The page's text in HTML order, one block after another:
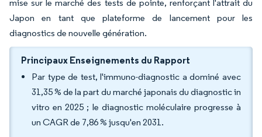
mise sur le marché des tests de pointe, renforçant l'attrait du
Japon en tant que plateforme de lancement pour les
diagnostics de nouvelle génération.
Principaux Enseignements du Rapport
Par type de test, l'immuno-diagnostic a dominé avec
31,35 % de la part du marché japonais du diagnostic in
vitro en 2025 ; le diagnostic moléculaire progresse à
un CAGR de 7,86 % jusqu'en 2031.